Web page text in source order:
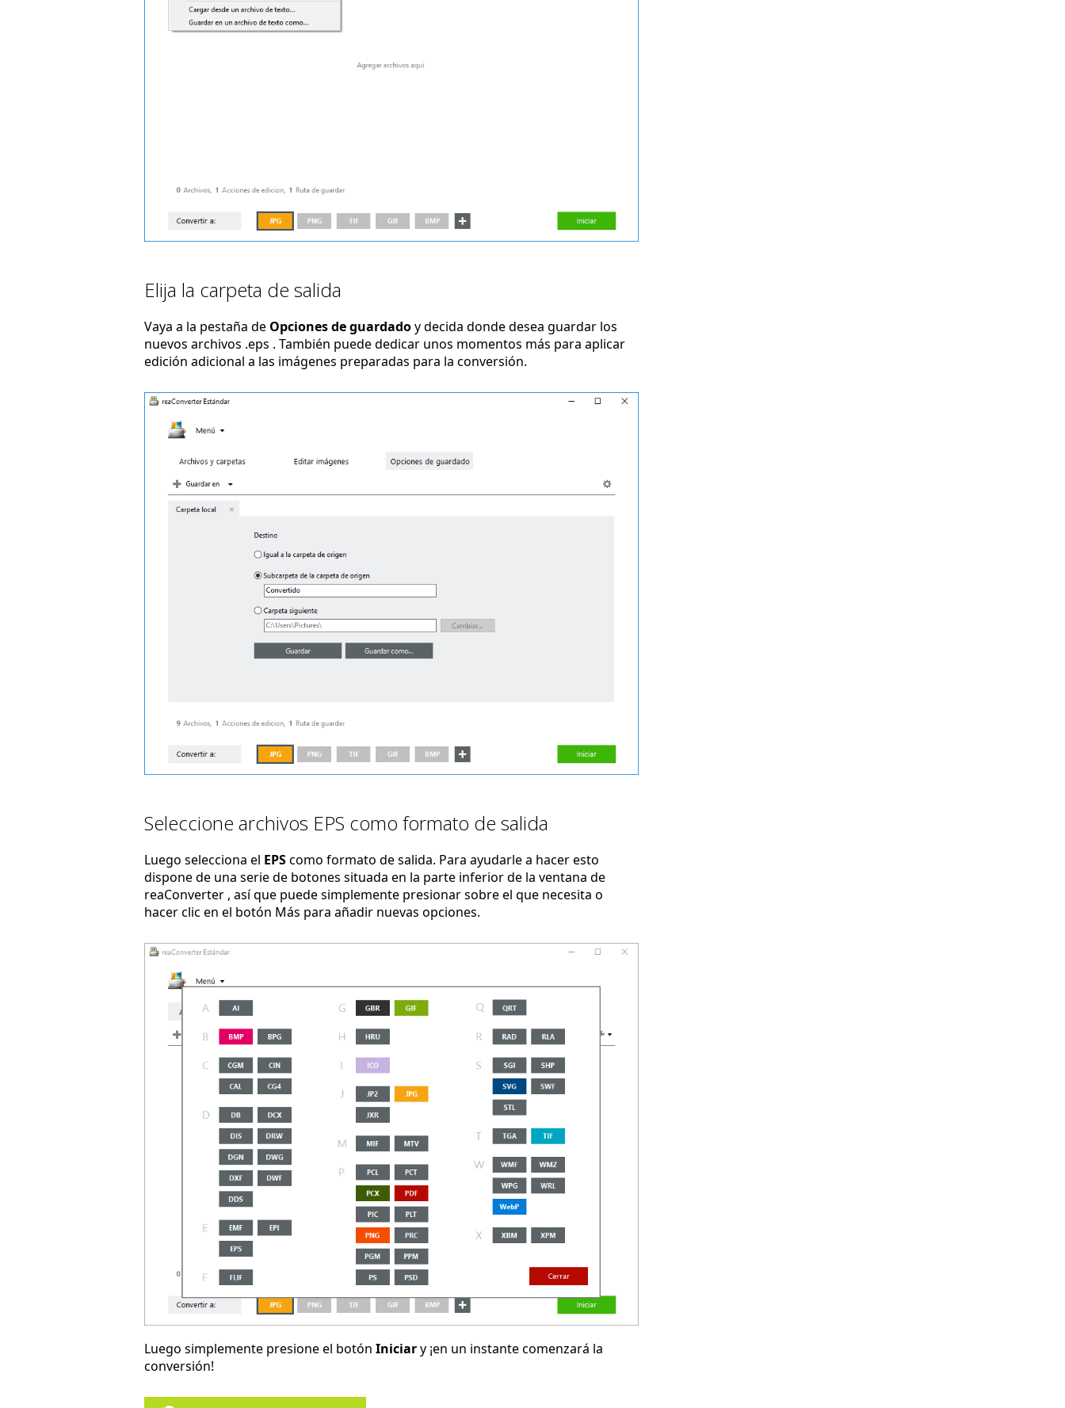
Elija la carpeta de salida
Vaya a la pestaña de Opciones de guardadoy decida donde desea guardar los
nuevos archivos .eps . También puede dedicar unos momentos más para aplicar
edición adicional a las imágenes preparadas para la conversión.
Seleccione archivos EPS como formato de salida
Luego selecciona el EPScomo formato de salida. Para ayudarle a hacer esto
dispone de una serie de botones situada en la parte inferior de la ventana de
reaConverter , así que puede simplemente presionar sobre el que necesita o
hacer clic en el botón Más para añadir nuevas opciones.
Luego simplemente presione el botón Iniciary ¡en un instante comenzará la
conversión!